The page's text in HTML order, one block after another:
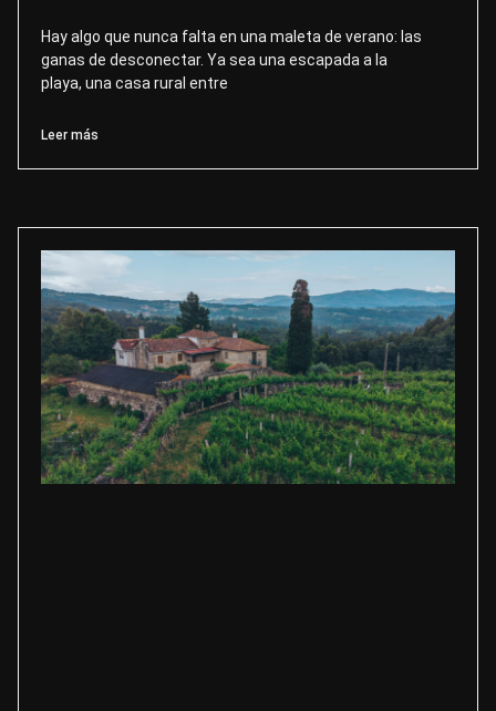
Hay algo que nunca falta en una maleta de verano: las
ganas de desconectar. Ya sea una escapada a la
playa, una casa rural entre
Leer más